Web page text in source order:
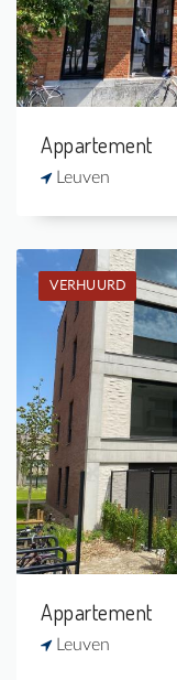
Appartement
Leuven
VERHUURD
Appartement
Leuven